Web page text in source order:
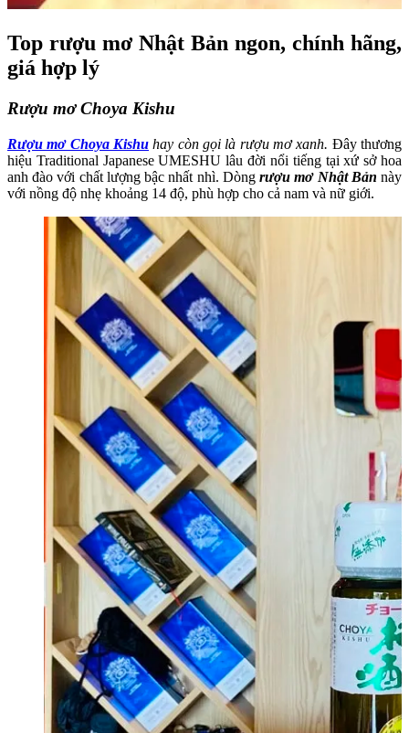
Top rượu mơ Nhật Bản ngon, chính hãng,
giá hợp lý
Rượu mơ Choya Kishu
Rượu mơ Choya Kishu hay còn gọi là rượu mơ xanh. Đây thương
hiệu Traditional Japanese UMESHU lâu đời nổi tiếng tại xứ sở hoa
anh đào với chất lượng bậc nhất nhì. Dòngrượu mơ Nhật Bản này
với nồng độ nhẹ khoảng 14 độ, phù hợp cho cả nam và nữ giới.